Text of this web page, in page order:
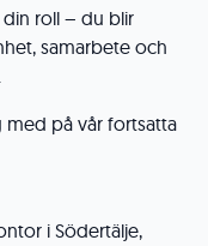
roll – du blir
samarbete och
med på vår fortsatta
i Södertälje,